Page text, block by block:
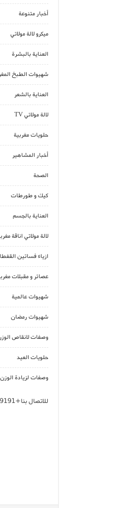
أخبار متنوعة
ميكرو لالة مولاتي
العناية بالبشرة
شهيوات الطبخ
العناية بالشعر
لالة مولاتي TV
حلويات مغربية
أخبار المشاهير
الصحة
كيك و طورطات
العناية بالجسم
لالة مولاتي اناقة
ازياء فساتين
عصائر و مقبلات
شهيوات عالمية
شهيوات رمضان
وصفات لانقاص
حلويات العيد
وصفات لزيادة الوزن
للاتصال بنا+212614999191